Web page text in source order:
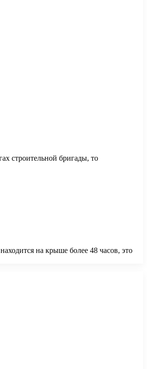
строительной бригады, то
на крыше более 48 часов, это